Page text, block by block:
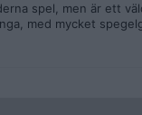
spel, men är ett
med mycket